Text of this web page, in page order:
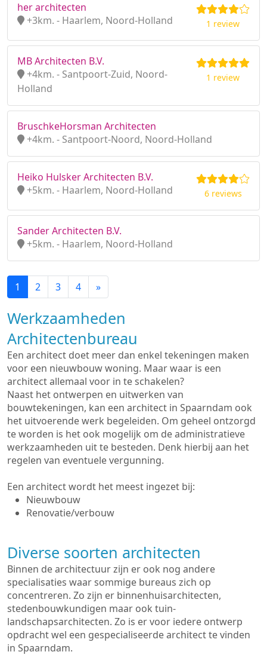
her architecten
+3km. - Haarlem, Noord-Holland
1 review
MB Architecten B.V.
+4km. - Santpoort-Zuid, Noord-
Holland
1 review
BruschkeHorsman Architecten
+4km. - Santpoort-Noord, Noord-Holland
Heiko Hulsker Architecten B.V.
+5km. - Haarlem, Noord-Holland
6 reviews
Sander Architecten B.V.
+5km. - Haarlem, Noord-Holland
1 2 3 4 »
Werkzaamheden
Architectenbureau
Een architect doet meer dan enkel tekeningen maken
voor een nieuwbouw woning. Maar waar is een
architect allemaal voor in te schakelen?
Naast het ontwerpen en uitwerken van
bouwtekeningen, kan een architect in Spaarndam ook
het uitvoerende werk begeleiden. Om geheel ontzorgd
te worden is het ook mogelijk om de administratieve
werkzaamheden uit te besteden. Denk hierbij aan het
regelen van eventuele vergunning.
Een architect wordt het meest ingezet bij:
Nieuwbouw
Renovatie/verbouw
Diverse soorten architecten
Binnen de architectuur zijn er ook nog andere
specialisaties waar sommige bureaus zich op
concentreren. Zo zijn er binnenhuisarchitecten,
stedenbouwkundigen maar ook tuin-
landschapsarchitecten. Zo is er voor iedere ontwerp
opdracht wel een gespecialiseerde architect te vinden
in Spaarndam.